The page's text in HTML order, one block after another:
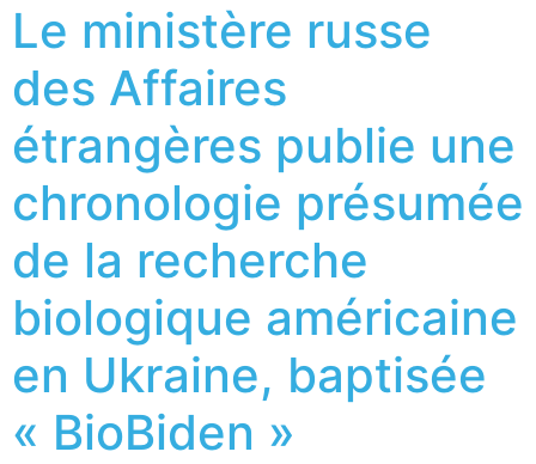
Le ministère russe
des Affaires
étrangères publie une
chronologie présumée
de la recherche
biologique américaine
en Ukraine, baptisée
« BioBiden »